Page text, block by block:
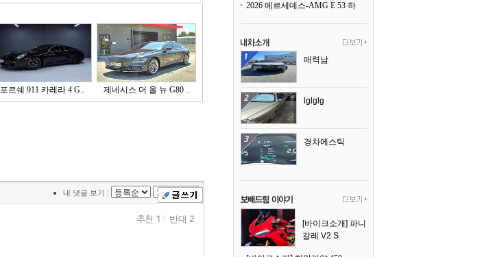
포르쉐 911 카레라 4 G.. 제네시스 더 올 뉴 G80 ..
내 댓글 보기
추천 1 반대 2
2026 메르세데스-AMG E 53 하이브리드 왜건 시승기
매력남
lglglg
경차에스틱
[바이크소개] 파니
갈레 V2 S